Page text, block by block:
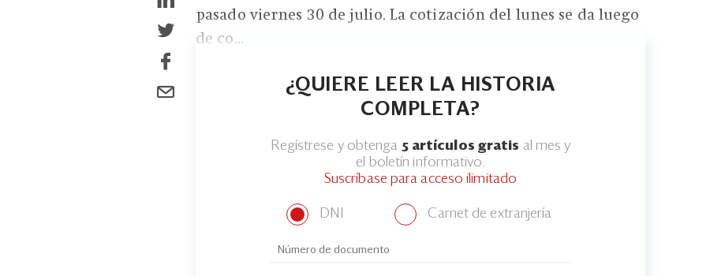
pasado viernes 30 de julio. La cotización del lunes se da luego
de co...
¿QUIERE LEER LA HISTORIA
COMPLETA?
Regístrese y obtenga 5 artículos gratis al mes y
el boletín informativo.
Suscríbase para acceso ilimitado
DNI Carnet de extranjería